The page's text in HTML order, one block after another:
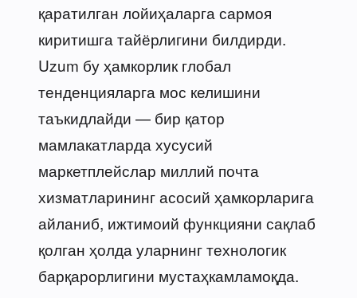
қаратилган лойиҳаларга сармоя
киритишга тайёрлигини билдирди.
Uzum бу ҳамкорлик глобал
тенденцияларга мос келишини
таъкидлайди — бир қатор
мамлакатларда хусусий
маркетплейслар миллий почта
хизматларининг асосий ҳамкорларига
айланиб, ижтимоий функцияни сақлаб
қолган ҳолда уларнинг технологик
барқарорлигини мустаҳкамламоқда.